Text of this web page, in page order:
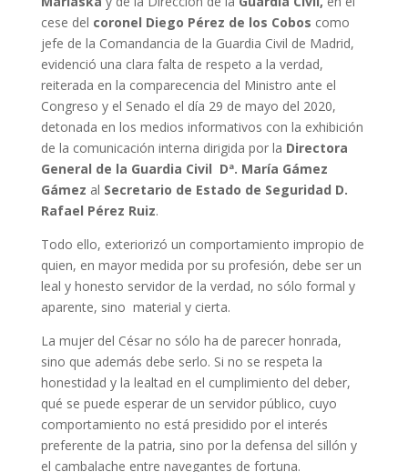
cese del coronel Diego Pérez de los Cobos como
jefe de la Comandancia de la Guardia Civil de Madrid,
evidenció una clara falta de respeto a la verdad,
reiterada en la comparecencia del Ministro ante el
Congreso y el Senado el día 29 de mayo del 2020,
detonada en los medios informativos con la exhibición
de la comunicación interna dirigida por la Directora
General de la Guardia Civil Dª. María Gámez
Gámez al Secretario de Estado de Seguridad D.
Rafael Pérez Ruiz.
Todo ello, exteriorizó un comportamiento impropio de
quien, en mayor medida por su profesión, debe ser un
leal y honesto servidor de la verdad, no sólo formal y
aparente, sino material y cierta.
La mujer del César no sólo ha de parecer honrada,
sino que además debe serlo. Si no se respeta la
honestidad y la lealtad en el cumplimiento del deber,
qué se puede esperar de un servidor público, cuyo
comportamiento no está presidido por el interés
preferente de la patria, sino por la defensa del sillón y
el cambalache entre navegantes de fortuna.